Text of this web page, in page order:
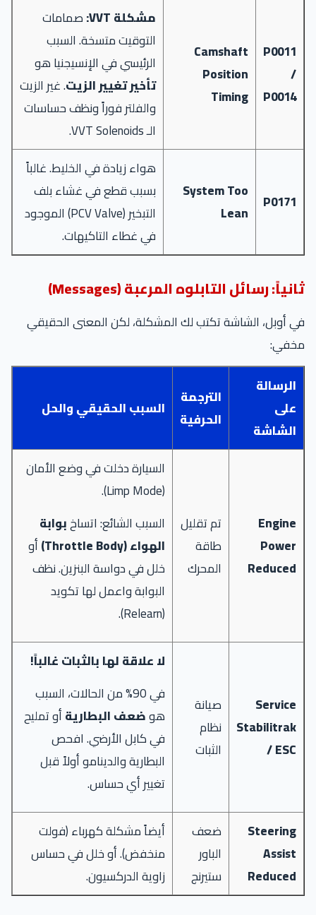
P0011
/
P0014
Camshaft
Position
Timing
مشكلة VVT:
صمامات
التوقيت متسخة. السبب
الرئيسي في الإنسيجنيا هو
تأخير تغيير الزيت. غير الزيت
والفلتر فوراً ونظف حساسات
الـ VVT Solenoids.
P0171
System Too
Lean
هواء زيادة في الخليط. غالباً
بسبب قطع في غشاء بلف
التبخير (PCV Valve) الموجود
في غطاء التاكيهات.
ثانياً: رسائل التابلوه المرعبة (Messages)
في أوبل، الشاشة تكتب لك المشكلة، لكن المعنى الحقيقي
مخفي:
الرسالة
على
الشاشة
الترجمة
الحرفية
السبب الحقيقي والحل
Engine
Power
Reduced
تم تقليل
طاقة
المحرك
السيارة دخلت في وضع الأمان
(Limp Mode).
السبب الشائع: اتساخبوابة
الهواء (Throttle Body)
أو
خلل في دواسة البنزين. نظف
البوابة واعمل لها تكويد
(Relearn).
Service
Stabilitrak
/ ESC
صيانة
نظام
الثبات
لا علاقة لها بالثبات غالباً!
في 90% من الحالات، السبب
هوضعف البطاريةأو تمليح
في كابل الأرضي. افحص
البطارية والدينامو أولاً قبل
تغيير أي حساس.
Steering
Assist
Reduced
ضعف
الباور
ستيرنج
أيضاً مشكلة كهرباء (فولت
منخفض). أو خلل في حساس
زاوية الدركسيون.